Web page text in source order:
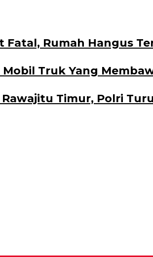
Fatal, Rumah Hangus
Truk Yang
Timur, Polri